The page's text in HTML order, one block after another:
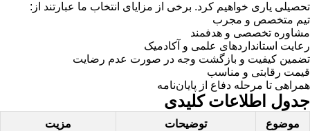
تحصیلی یاری خواهیم کرد. برخی از مزایای انتخاب ما عبارتند از:
تیم متخصص و مجرب
مشاوره تخصصی و هدفمند
رعایت استانداردهای علمی و آکادمیک
تضمین کیفیت و بازگشت وجه در صورت عدم رضایت
قیمت رقابتی و مناسب
همراهی تا مرحله دفاع از پایان‌نامه
جدول اطلاعات کلیدی
موضوع توضیحات مزیت